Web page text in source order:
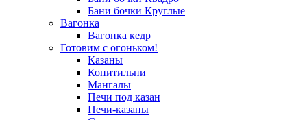
Бани бочки Круглые
Вагонка
Вагонка кедр
Готовим с огоньком!
Казаны
Копитильни
Мангалы
Печи под казан
Печи-казаны